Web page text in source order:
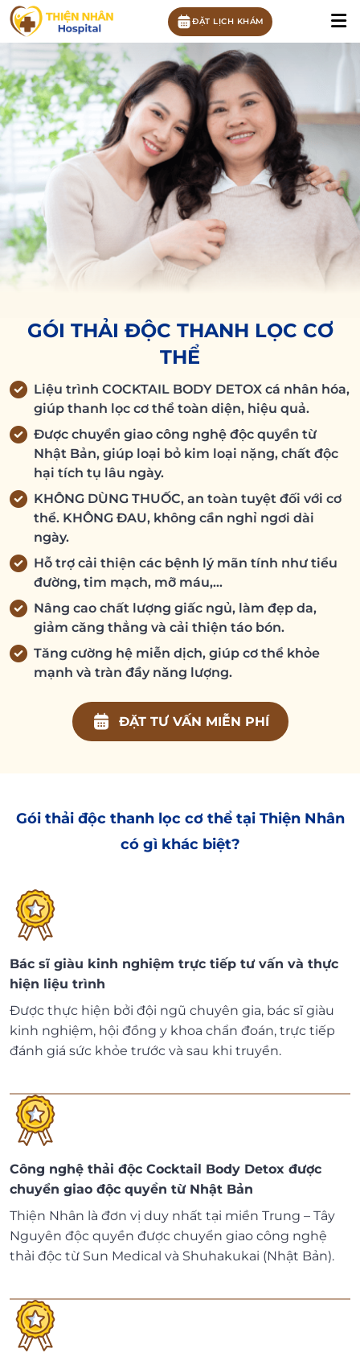
ĐẶT LỊCH KHÁM
GÓI THẢI ĐỘC THANH LỌC CƠ
THỂ
Liệu trình COCKTAIL BODY DETOX cá nhân hóa,
giúp thanh lọc cơ thể toàn diện, hiệu quả.
Được chuyển giao công nghệ độc quyền từ
Nhật Bản, giúp loại bỏ kim loại nặng, chất độc
hại tích tụ lâu ngày.
KHÔNG DÙNG THUỐC, an toàn tuyệt đối với cơ
thể. KHÔNG ĐAU, không cần nghỉ ngơi dài
ngày.
Hỗ trợ cải thiện các bệnh lý mãn tính như tiểu
đường, tim mạch, mỡ máu,…
Nâng cao chất lượng giấc ngủ, làm đẹp da,
giảm căng thẳng và cải thiện táo bón.
Tăng cường hệ miễn dịch, giúp cơ thể khỏe
mạnh và tràn đầy năng lượng.
ĐẶT TƯ VẤN MIỄN PHÍ
Gói thải độc thanh lọc cơ thể tại Thiện Nhân
có gì khác biệt?
Bác sĩ giàu kinh nghiệm trực tiếp tư vấn và thực
hiện liệu trình
Được thực hiện bởi đội ngũ chuyên gia, bác sĩ giàu
kinh nghiệm, hội đồng y khoa chẩn đoán, trực tiếp
đánh giá sức khỏe trước và sau khi truyền.
Công nghệ thải độc Cocktail Body Detox được
chuyển giao độc quyền từ Nhật Bản
Thiện Nhân là đơn vị duy nhất tại miền Trung – Tây
Nguyên độc quyền được chuyển giao công nghệ
thải độc từ Sun Medical và Shuhakukai (Nhật Bản).